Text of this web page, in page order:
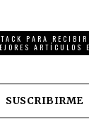
PARA
ARTÍCULOS
SUSCRIBIRME